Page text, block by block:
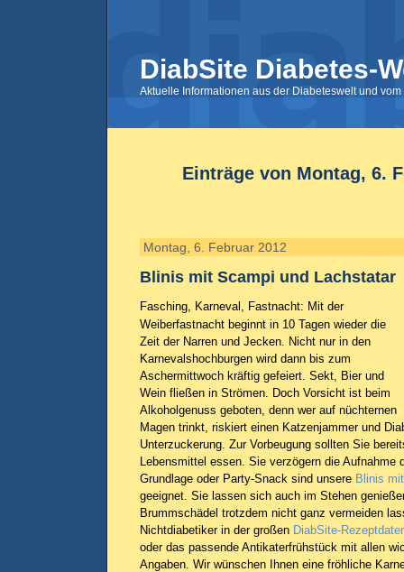
DiabSite Diabetes-
Aktuelle Informationen aus der Diabeteswelt und
Einträge von Montag, 6.
Montag, 6. Februar 2012
Blinis mit Scampi und Lachstatar
Fasching, Karneval, Fastnacht: Mit der
Weiberfastnacht beginnt in 10 Tagen wieder die
Zeit der Narren und Jecken. Nicht nur in den
Karnevalshochburgen wird dann bis zum
Aschermittwoch kräftig gefeiert. Sekt, Bier und
Wein fließen in Strömen. Doch Vorsicht ist beim
Alkoholgenuss geboten, denn wer auf nüchternen
Magen trinkt, riskiert einen Katzenjammer und
Unterzuckerung. Zur Vorbeugung sollten Sie
Lebensmittel essen. Sie verzögern die Aufnahme
Grundlage oder Party-Snack sind unsere Blinis
geeignet. Sie lassen sich auch im Stehen
Brummschädel trotzdem nicht ganz vermeiden
Nichtdiabetiker in der großen DiabSite-
oder das passende Antikaterfrühstück mit allen
Angaben. Wir wünschen Ihnen eine fröhliche